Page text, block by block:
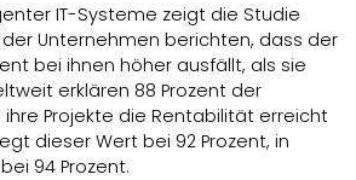
IT-Systeme zeigt die Studie
der Unternehmen berichten, dass der
bei ihnen höher ausfällt, als sie
erklären 88 Prozent der
Projekte die Rentabilität erreicht
dieser Wert bei 92 Prozent, in
94 Prozent.